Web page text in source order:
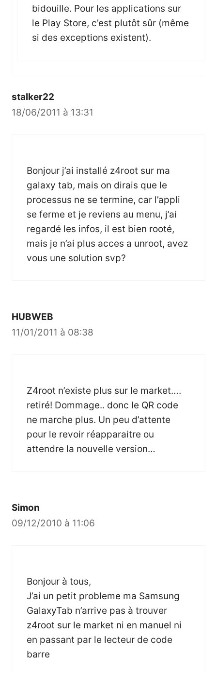
bidouille. Pour les applications sur
le Play Store, c’est plutôt sûr (même
si des exceptions existent).
stalker22
18/06/2011 à 13:31
Bonjour j’ai installé z4root sur ma
galaxy tab, mais on dirais que le
processus ne se termine, car l’appli
se ferme et je reviens au menu, j’ai
regardé les infos, il est bien rooté,
mais je n’ai plus acces a unroot, avez
vous une solution svp?
HUBWEB
11/01/2011 à 08:38
Z4root n’existe plus sur le market….
retiré! Dommage.. donc le QR code
ne marche plus. Un peu d’attente
pour le revoir réapparaitre ou
attendre la nouvelle version…
Simon
09/12/2010 à 11:06
Bonjour à tous,
J’ai un petit probleme ma Samsung
GalaxyTab n’arrive pas à trouver
z4root sur le market ni en manuel ni
en passant par le lecteur de code
barre